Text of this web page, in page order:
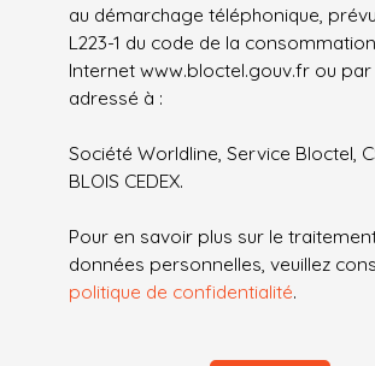
au démarchage téléphonique,
L223-1 du code de la
Internet www.bloctel.gouv.fr ou
adressé à :
Société Worldline, Service Bloctel,
BLOIS CEDEX.
Pour en savoir plus sur le
données personnelles, veuillez
politique de confidentialité.